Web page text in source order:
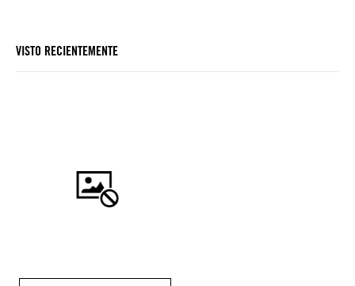
VISTO RECIENTEMENTE